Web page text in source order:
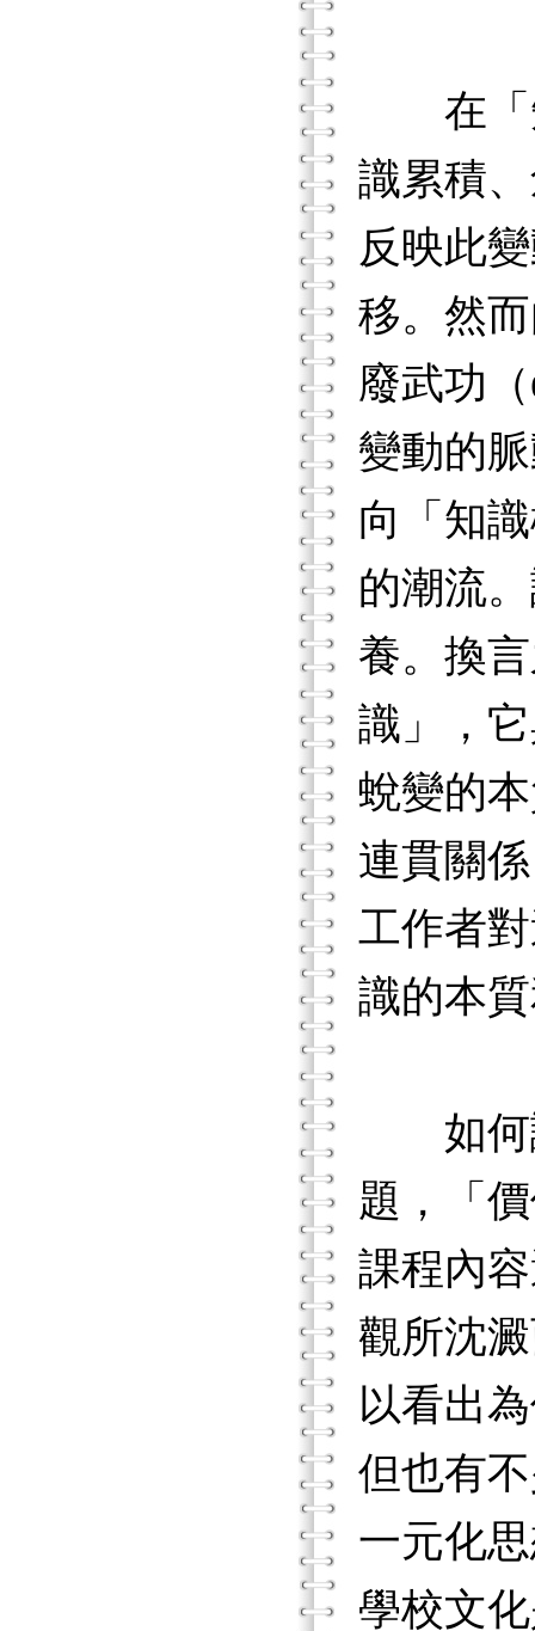
在「知
識累積
反映此
移。然
廢武功
變動的
向「知
的潮流
養。換
識」，
蛻變的
連貫關
工作者
識的本
如何讓
題，「
課程內
觀所沈
以看出
但也有
一元化
學校文